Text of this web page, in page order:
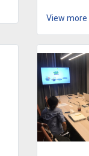
View more